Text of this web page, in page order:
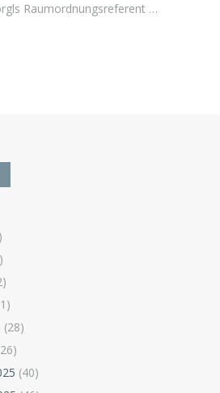
Raumordnungsreferent …
(28)
(40)